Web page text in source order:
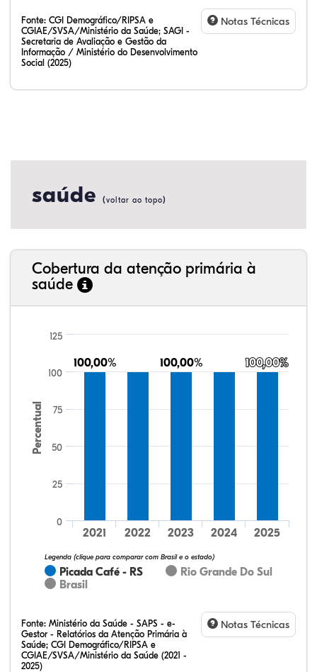
Fonte: CGI Demográfico/RIPSA e
CGIAE/SVSA/Ministério da Saúde; SAGI -
Secretaria de Avaliação e Gestão da
Informação / Ministério do Desenvolvimento
Social (2025)
Notas Técnicas
saúde (voltar ao topo)
Cobertura da atenção primária à
saúde
Percentual
100,00%
100,00% 100,00%
100,00% 100,00%
100,00%
Picada Café - RS
Rio Grande Do Sul
Brasil
Legenda (clique para comparar com Brasil e o estado)
2021 2022 2023 2024 2025
0
25
50
75
100
125
Fonte: Ministério da Saúde - SAPS - e-
Gestor - Relatórios da Atenção Primária à
Saúde; CGI Demográfico/RIPSA e
CGIAE/SVSA/Ministério da Saúde (2021 -
2025)
Notas Técnicas